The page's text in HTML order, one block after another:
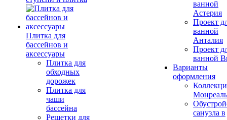
Плитка для
бассейнов и
аксессуары
Плитка для
обходных
дорожек
Плитка для
чаши
бассейна
Решетки для
ванной
Астерия
Проект
ванной
Анталия
Проект
ванной
Варианты
оформления
Монреаль
санузла в